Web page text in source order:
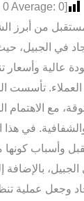
[Total:
0Average: 0
من أبرز
في الجبيل،
عالية وأسعار
العملاء. تأسست
مع الاهتمام
في
وأسباب
بالإضافة
وجعل عملية